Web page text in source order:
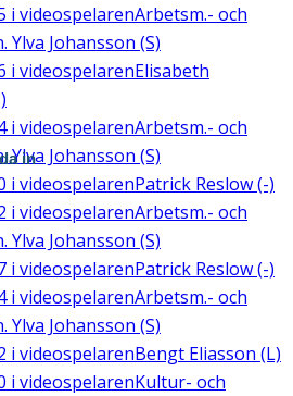
i videospelarenArbetsm.- och
Johansson (S)
i videospelarenElisabeth
i videospelarenArbetsm.- och
Johansson (S)
i videospelarenPatrick Reslow (-)
i videospelarenArbetsm.- och
Johansson (S)
i videospelarenPatrick Reslow (-)
i videospelarenArbetsm.- och
Johansson (S)
i videospelarenBengt Eliasson (L)
i videospelarenKultur- och
in